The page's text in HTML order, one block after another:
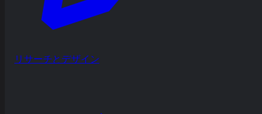
リサーチとデザイン